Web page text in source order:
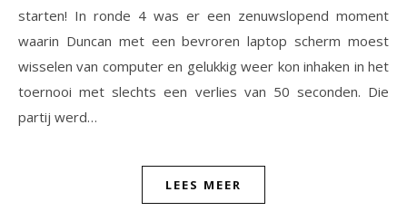
starten! In ronde 4 was er een zenuwslopend moment
waarin Duncan met een bevroren laptop scherm moest
wisselen van computer en gelukkig weer kon inhaken in het
toernooi met slechts een verlies van 50 seconden. Die
partij werd…
LEES MEER